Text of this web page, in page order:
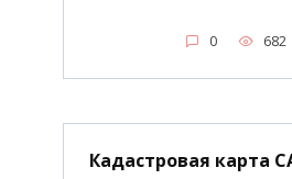
0 682
Кадастровая карта